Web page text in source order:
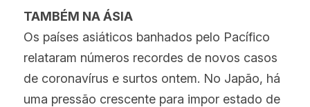
TAMBÉM NA ÁSIA
Os países asiáticos banhados pelo Pacífico
relataram números recordes de novos casos
de coronavírus e surtos ontem. No Japão, há
uma pressão crescente para impor estado de